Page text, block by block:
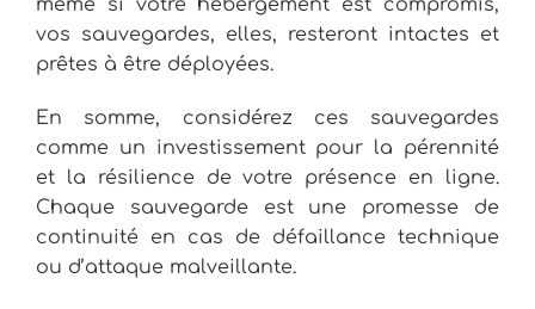
même si votre hébergement est compromis,
vos sauvegardes, elles, resteront intactes et
prêtes à être déployées.
En somme, considérez ces sauvegardes
comme un investissement pour la pérennité
et la résilience de votre présence en ligne.
Chaque sauvegarde est une promesse de
continuité en cas de défaillance technique
ou d’attaque malveillante.